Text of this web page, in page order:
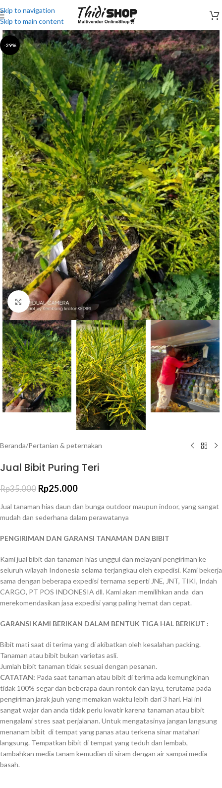
Skip to navigation
Skip to main content
-29%
Click to enlarge
Beranda/Pertanian & peternakan
Jual Bibit Puring Teri
Rp35.000 Rp25.000
Jual tanaman hias daun dan bunga outdoor maupun indoor, yang sangat
mudah dan sederhana dalam perawatanya
PENGIRIMAN DAN GARANSI TANAMAN DAN BIBIT
Kami jual bibit dan tanaman hias unggul dan melayani pengiriman ke
seluruh wilayah Indonesia selama terjangkau oleh expedisi. Kami bekerja
sama dengan beberapa expedisi ternama seperti JNE, JNT, TIKI, Indah
CARGO, PT POS INDONESIA dll. Kami akan memilihkan anda dan
merekomendasikan jasa expedisi yang paling hemat dan cepat.
GARANSI KAMI BERIKAN DALAM BENTUK TIGA HAL BERIKUT :
Bibit mati saat di terima yang di akibatkan oleh kesalahan packing.
Tanaman atau bibit bukan varietas asli.
Jumlah bibit tanaman tidak sesuai dengan pesanan.
CATATAN: Pada saat tanaman atau bibit di terima ada kemungkinan
tidak 100% segar dan beberapa daun rontok dan layu, terutama pada
pengiriman jarak jauh yang memakan waktu lebih dari 3 hari. Hal ini
sangat wajar dan anda tidak perlu kwatir karena tanaman atau bibit
mengalami stres saat perjalanan. Untuk mengatasinya jangan langsung
menanam bibit di tempat yang panas atau terkena sinar matahari
langsung. Tempatkan bibit di tempat yang teduh dan lembab,
tambahkan media tanam kemudian di siram dengan air sampai media
basah.